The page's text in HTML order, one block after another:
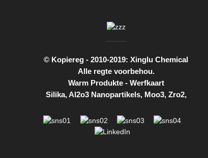
© Kopiereg - 2010-2019: Xinglu Chemical
Alle regte voorbehou.
Warm Produkte- Werfkaart
Silika,Al2o3 Nanopartikels, Moo3, Zro2,